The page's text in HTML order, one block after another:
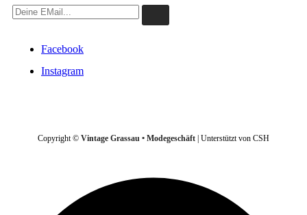
Facebook
Instagram
Copyright © Vintage Grassau • Modegeschäft | Unterstützt von CSH